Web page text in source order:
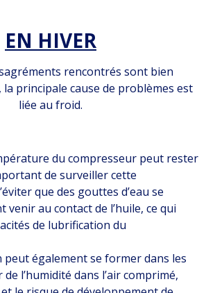
EN HIVER
rencontrés sont bien
la principale cause de problèmes est
liée au froid.
du compresseur peut rester
de surveiller cette
que des gouttes d’eau se
au contact de l’huile, ce qui
de lubrification du
peut également se former dans les
l’humidité dans l’air comprimé,